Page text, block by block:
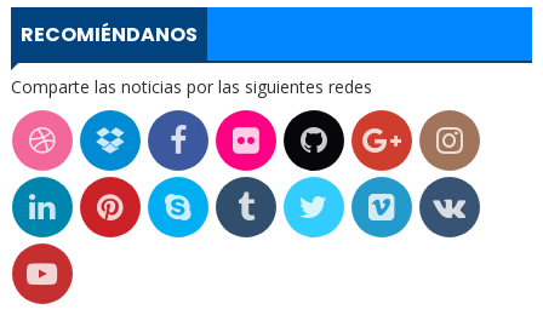
RECOMIÉNDANOS
Comparte las noticias por las siguientes redes